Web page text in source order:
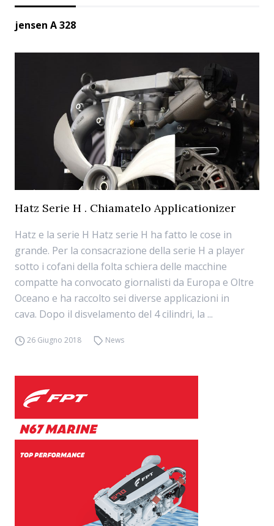
jensen A 328
Hatz Serie H . Chiamatelo Applicationizer
Hatz e la serie H Hatz serie H ha fatto le cose in
grande. Per la consacrazione della serie H a player
sotto i cofani della folta schiera delle macchine
compatte ha convocato giornalisti da Europa e Oltre
Oceano e ha raccolto sei diverse applicazioni in
cava. Dopo il disvelamento del 4 cilindri, la ...
26 Giugno 2018 News